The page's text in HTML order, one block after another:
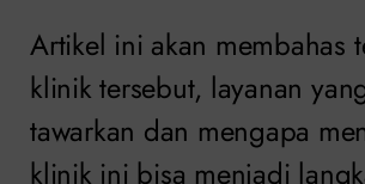
Artikel ini akan membahas
klinik tersebut, layanan
tawarkan dan mengapa
klinik ini bisa menjadi